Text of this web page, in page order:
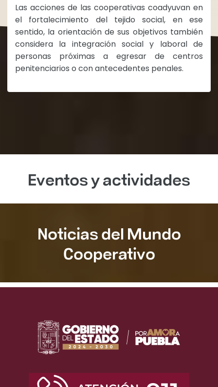
Las acciones de las cooperativas coadyuvan en
el fortalecimiento del tejido social, en ese
sentido, la orientación de sus objetivos también
considera la integración social y laboral de
personas próximas a egresar de centros
penitenciarios o con antecedentes penales.
Eventos y actividades
Noticias del Mundo
Cooperativo